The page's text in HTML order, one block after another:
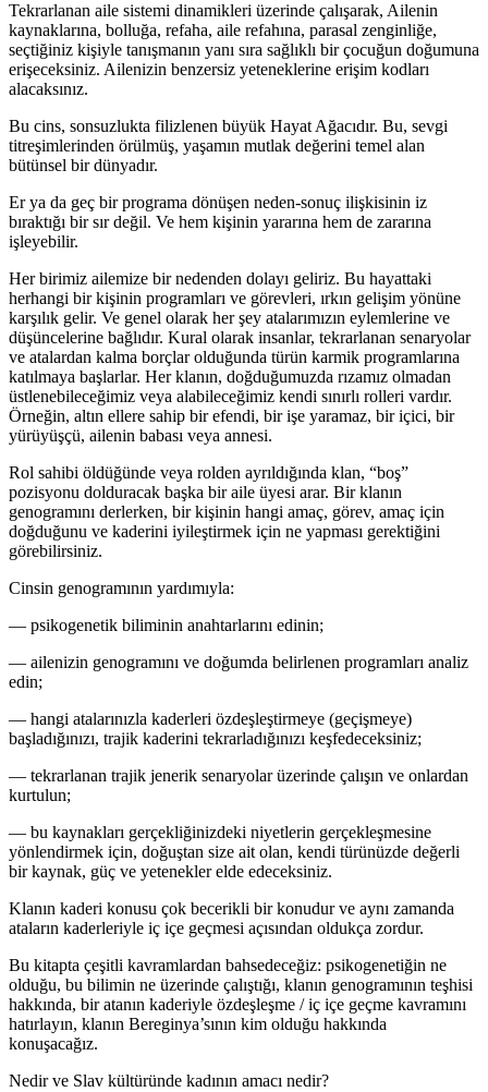
Tekrarlanan aile sistemi dinamikleri üzerinde çalışarak, Ailenin
kaynaklarına, bolluğa, refaha, aile refahına, parasal zenginliğe,
seçtiğiniz kişiyle tanışmanın yanı sıra sağlıklı bir çocuğun doğumuna
erişeceksiniz. Ailenizin benzersiz yeteneklerine erişim kodları
alacaksınız.
Bu cins, sonsuzlukta filizlenen büyük Hayat Ağacıdır. Bu, sevgi
titreşimlerinden örülmüş, yaşamın mutlak değerini temel alan
bütünsel bir dünyadır.
Er ya da geç bir programa dönüşen neden-sonuç ilişkisinin iz
bıraktığı bir sır değil. Ve hem kişinin yararına hem de zararına
işleyebilir.
Her birimiz ailemize bir nedenden dolayı geliriz. Bu hayattaki
herhangi bir kişinin programları ve görevleri, ırkın gelişim yönüne
karşılık gelir. Ve genel olarak her şey atalarımızın eylemlerine ve
düşüncelerine bağlıdır. Kural olarak insanlar, tekrarlanan senaryolar
ve atalardan kalma borçlar olduğunda türün karmik programlarına
katılmaya başlarlar. Her klanın, doğduğumuzda rızamız olmadan
üstlenebileceğimiz veya alabileceğimiz kendi sınırlı rolleri vardır.
Örneğin, altın ellere sahip bir efendi, bir işe yaramaz, bir içici, bir
yürüyüşçü, ailenin babası veya annesi.
Rol sahibi öldüğünde veya rolden ayrıldığında klan, “boş”
pozisyonu dolduracak başka bir aile üyesi arar. Bir klanın
genogramını derlerken, bir kişinin hangi amaç, görev, amaç için
doğduğunu ve kaderini iyileştirmek için ne yapması gerektiğini
görebilirsiniz.
Cinsin genogramının yardımıyla:
— psikogenetik biliminin anahtarlarını edinin;
— ailenizin genogramını ve doğumda belirlenen programları analiz
edin;
— hangi atalarınızla kaderleri özdeşleştirmeye (geçişmeye)
başladığınızı, trajik kaderini tekrarladığınızı keşfedeceksiniz;
— tekrarlanan trajik jenerik senaryolar üzerinde çalışın ve onlardan
kurtulun;
— bu kaynakları gerçekliğinizdeki niyetlerin gerçekleşmesine
yönlendirmek için, doğuştan size ait olan, kendi türünüzde değerli
bir kaynak, güç ve yetenekler elde edeceksiniz.
Klanın kaderi konusu çok becerikli bir konudur ve aynı zamanda
ataların kaderleriyle iç içe geçmesi açısından oldukça zordur.
Bu kitapta çeşitli kavramlardan bahsedeceğiz: psikogenetiğin ne
olduğu, bu bilimin ne üzerinde çalıştığı, klanın genogramının teşhisi
hakkında, bir atanın kaderiyle özdeşleşme / iç içe geçme kavramını
hatırlayın, klanın Bereginya’sının kim olduğu hakkında
konuşacağız.
Nedir ve Slav kültüründe kadının amacı nedir?